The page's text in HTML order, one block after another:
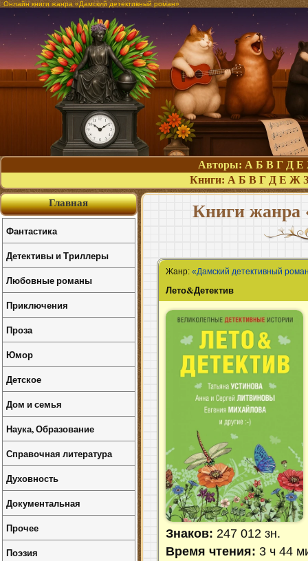
Онлайн книги жанра «Дамский детективный роман»
Авторы: А Б В Г Д Е
Книги: А Б В Г Д Е Ж З
Книги жанра
Жанр:«Дамский детективный
Лето&Детектив
Знаков: 247 012 зн.
Время чтения: 3 ч 44
Главная
Фантастика
Детективы и Триллеры
Любовные романы
Приключения
Проза
Юмор
Детское
Дом и семья
Наука, Образование
Справочная литература
Духовность
Документальная
Прочее
Поэзия